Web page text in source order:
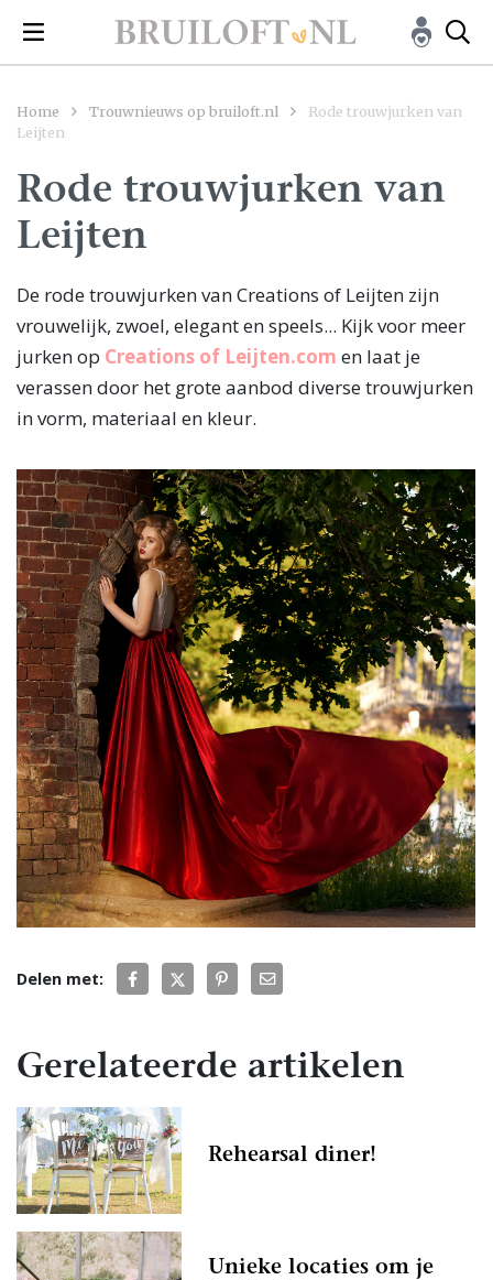
Home Trouwnieuws op bruiloft.nl
Rode trouwjurken van
Leijten
Rode trouwjurken van
Leijten
De rode trouwjurken van Creations of Leijten zijn
vrouwelijk, zwoel, elegant en speels... Kijk voor meer
jurken op Creations of Leijten.com en laat je
verassen door het grote aanbod diverse trouwjurken
in vorm, materiaal en kleur.
Delen met:
Gerelateerde artikelen
Rehearsal diner!
Unieke locaties om je